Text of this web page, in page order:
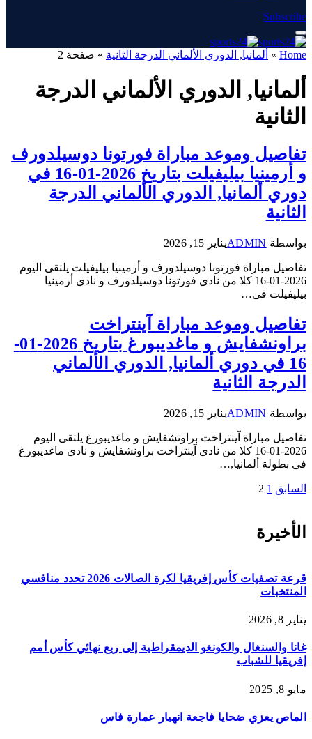
Subscribe
Home
» ألمانيا, الدوري الألماني الدرجة الثانية » صفحة 2
ألمانيا, الدوري الألماني الدرجة
الثانية
تفاصيل وموعد مباراة فورتونا دوسيلدورف
و أرمينيا بيليفيلت بتاريخ 2026-01-16 في
دوري ألمانيا, الدوري الألماني الدرجة
الثانية
بواسطة ADMINيناير 15, 2026
تفاصيل مباراة فورتونا دوسيلدورف و أرمينيا بيليفيلت يلتقى اليوم
2026-01-16 كلا من نادى فورتونا دوسيلدورف و نادي أرمينيا
بيليفيلت فى…
تفاصيل وموعد مباراة آينتراخت
براونشفايش و ماغديبورغ بتاريخ 2026-01-
16 في دوري ألمانيا, الدوري الألماني
الدرجة الثانية
بواسطة ADMINيناير 15, 2026
تفاصيل مباراة آينتراخت براونشفايش و ماغديبورغ يلتقى اليوم
2026-01-16 كلا من نادى آينتراخت براونشفايش و نادي ماغديبورغ
فى بطولة ألمانيا,…
السابق 1
2
الأخيرة
قرعة تصفيات كأس إفريقيا لكرة الصالات 2026 تحدد منافسي
المنتخبات
يناير 8, 2026
غانا والسنغال والكونغو الديمقراطية إلى ربع نهائي كأس أمم
إفريقيا للشباب
مايو 8, 2025
الماص يعزي ضحايا فاجعة انهيار عمارة فاس